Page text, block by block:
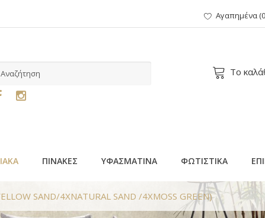
Αγαπημένα(0
Το
ΠΙΝΑΚΕΣ ΥΦΑΣΜΑΤΙΝΑ ΦΩΤΙΣΤΙΚΑ
SAND/4XNATURAL SAND /4XMOSS GREEN)